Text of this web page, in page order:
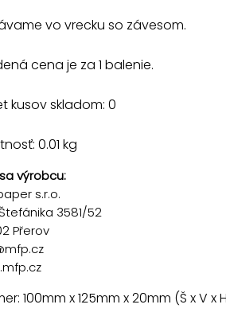
vo vrecku so závesom.
cena je za 1 balenie.
kusov skladom: 0
0.01 kg
výrobcu:
s.r.o.
3581/52
Přerov
100mm x 125mm x 20mm (Š x V x